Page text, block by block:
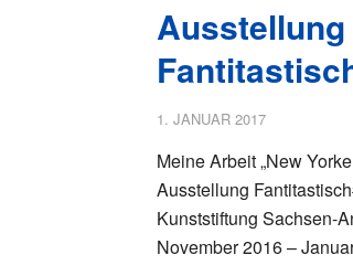
Ausstellung
1. JANUAR 2017
Meine Arbeit „New
Ausstellung
Kunststiftung Sachsen-
November 2016 –